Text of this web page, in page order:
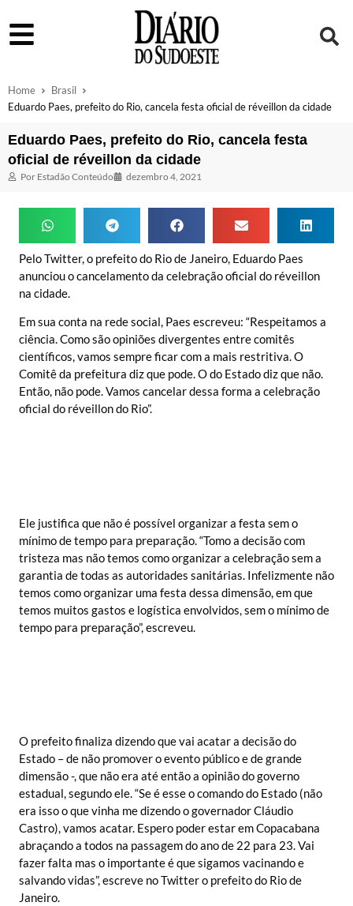
Home
Brasil
Eduardo Paes, prefeito do Rio, cancela festa oficial de réveillon da cidade
Eduardo Paes, prefeito do Rio, cancela festa
oficial de réveillon da cidade
Por Estadão Conteúdo dezembro 4, 2021
Pelo Twitter, o prefeito do Rio de Janeiro, Eduardo Paes
anunciou o cancelamento da celebração oficial do réveillon
na cidade.
Em sua conta na rede social, Paes escreveu: “Respeitamos a
ciência. Como são opiniões divergentes entre comitês
científicos, vamos sempre ficar com a mais restritiva. O
Comitê da prefeitura diz que pode. O do Estado diz que não.
Então, não pode. Vamos cancelar dessa forma a celebração
oficial do réveillon do Rio”.
Ele justifica que não é possível organizar a festa sem o
mínimo de tempo para preparação. “Tomo a decisão com
tristeza mas não temos como organizar a celebração sem a
garantia de todas as autoridades sanitárias. Infelizmente não
temos como organizar uma festa dessa dimensão, em que
temos muitos gastos e logística envolvidos, sem o mínimo de
tempo para preparação”, escreveu.
O prefeito finaliza dizendo que vai acatar a decisão do
Estado – de não promover o evento público e de grande
dimensão -, que não era até então a opinião do governo
estadual, segundo ele. “Se é esse o comando do Estado (não
era isso o que vinha me dizendo o governador Cláudio
Castro), vamos acatar. Espero poder estar em Copacabana
abraçando a todos na passagem do ano de 22 para 23. Vai
fazer falta mas o importante é que sigamos vacinando e
salvando vidas”, escreve no Twitter o prefeito do Rio de
Janeiro.